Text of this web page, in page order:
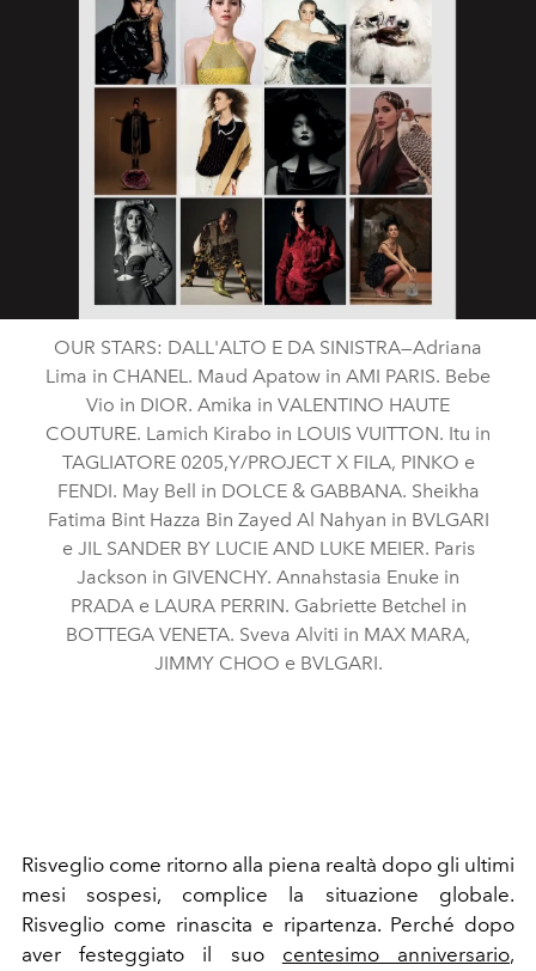
OUR STARS: DALL'ALTO E DA SINISTRA—Adriana
Lima in CHANEL. Maud Apatow in AMI PARIS. Bebe
Vio in DIOR. Amika in VALENTINO HAUTE
COUTURE. Lamich Kirabo in LOUIS VUITTON. Itu in
TAGLIATORE 0205,Y/PROJECT X FILA, PINKO e
FENDI. May Bell in DOLCE & GABBANA. Sheikha
Fatima Bint Hazza Bin Zayed Al Nahyan in BVLGARI
e JIL SANDER BY LUCIE AND LUKE MEIER. Paris
Jackson in GIVENCHY. Annahstasia Enuke in
PRADA e LAURA PERRIN. Gabriette Betchel in
BOTTEGA VENETA. Sveva Alviti in MAX MARA,
JIMMY CHOO e BVLGARI.
Risveglio come ritorno alla piena realtà dopo gli ultimi
mesi sospesi, complice la situazione globale.
Risveglio come rinascita e ripartenza. Perché dopo
aver festeggiato il suo centesimo anniversario,